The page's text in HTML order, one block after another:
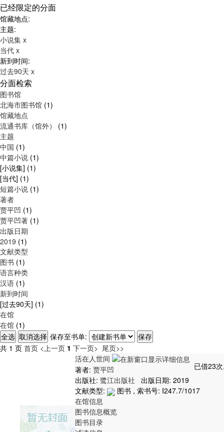
已经限定的分面
馆藏地点:
主题:
小说集 x
当代 x
新到时间:
过去90天 x
分面检索
图书馆
北海市图书馆 (1)
馆藏地点
流通书库（馆外） (1)
主题
中国 (1)
中篇小说 (1)
[小说集] (1)
[当代] (1)
短篇小说 (1)
著者
贾平凹 (1)
贾平凹著 (1)
出版日期
2019 (1)
文献类型
图书 (1)
语言种类
汉语 (1)
新到时间
[过去90天] (1)
在馆
在馆 (1)
保存至书单:
共 1 页 首页 <上一页 1 下一页> 尾页>>
活在人世间
已借23
著者: 贾平凹
出版社: 鹭江出版社
出版日期: 2019
文献类型:
图书 , 索书号: I247.7/1017
在馆信息
图书信息概览
图书目录